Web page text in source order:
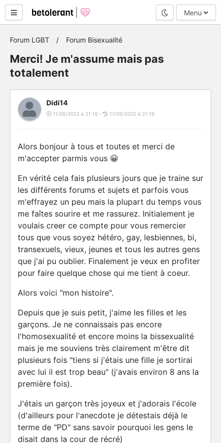
Mode nuit
Menu
Forum LGBT Forum Bisexualité
Merci! Je m'assume mais pas
totalement
Didi14
11/05/2022 à 21:16 - 11/05/2022 à 21:19
Alors bonjour à tous et toutes et merci de
m'accepter parmis vous 😀
En vérité cela fais plusieurs jours que je traine sur
les différents forums et sujets et parfois vous
m'effrayez un peu mais la plupart du temps vous
me faîtes sourire et me rassurez. Initialement je
voulais creer ce compte pour vous remercier
tous que vous soyez hétéro, gay, lesbiennes, bi,
transexuels, vieux, jeunes et tous les autres gens
que j'ai pu oublier. Finalement je veux en profiter
pour faire quelque chose qui me tient à coeur.
Alors voici "mon histoire".
Depuis que je suis petit, j'aime les filles et les
garçons. Je ne connaissais pas encore
l'homosexualité et encore moins la bissexualité
mais je me souviens très clairement m'être dit
plusieurs fois "tiens si j'étais une fille je sortirai
avec lui il est trop beau" (j'avais environ 8 ans la
première fois).
J'étais un garçon très joyeux et j'adorais l'école
(d'ailleurs pour l'anecdote je détestais déjà le
terme de "PD" sans savoir pourquoi les gens le
disait dans la cour de récré)